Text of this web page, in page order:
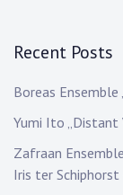
Recent Posts
Boreas
Yumi Ito „Distant
Zafraan
Iris ter